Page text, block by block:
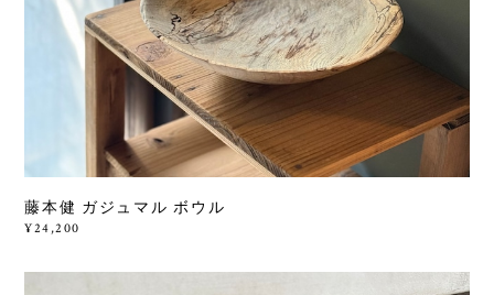
藤本健 ガジュマル ボウル
¥24,200